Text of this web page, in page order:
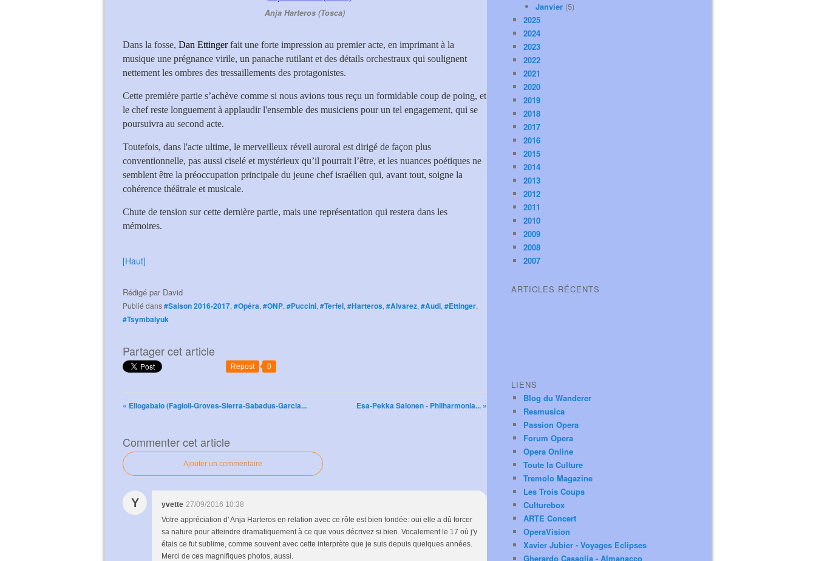
Anja Harteros (Tosca)
Dans la fosse, Dan Ettingerfait une forte impression au premier acte, en imprimant à la
musique une prégnance virile, un panache rutilant et des détails orchestraux qui soulignent
nettement les ombres des tressaillements des protagonistes.
Cette première partie s’achève comme si nous avions tous reçu un formidable coup de poing, et
le chef reste longuement à applaudir l'ensemble des musiciens pour un tel engagement, qui se
poursuivra au second acte.
Toutefois, dans l'acte ultime, le merveilleux réveil auroral est dirigé de façon plus
conventionnelle, pas aussi ciselé et mystérieux qu’il pourrait l’être, et les nuances poétiques ne
semblent être la préoccupation principale du jeune chef israélien qui, avant tout, soigne la
cohérence théâtrale et musicale.
Chute de tension sur cette dernière partie, mais une représentation qui restera dans les
mémoires.
[Haut]
Rédigé par David
Publié dans#Saison 2016-2017, #Opéra, #ONP, #Puccini, #Terfel, #Harteros, #Alvarez, #Audi, #Ettinger,
#Tsymbalyuk
Partager cet article
Repost 0
« Eliogabalo (Fagioli-Groves-Sierra-Sabadus-Garcia... Esa-Pekka Salonen - Philharmonia... »
Commenter cet article
Ajouter un commentaire
Y yvette 27/09/2016 10:38
Votre appréciation d' Anja Harteros en relation avec ce rôle est bien fondée: oui elle a dû forcer
sa nature pour atteindre dramatiquement à ce que vous décrivez si bien. Vocalement le 17 où j'y
étais ce fut sublime, comme souvent avec cette interprète que je suis depuis quelques années.
Merci de ces magnifiques photos, aussi.
Janvier (5)
2025
2024
2023
2022
2021
2020
2019
2018
2017
2016
2015
2014
2013
2012
2011
2010
2009
2008
2007
ARTICLES RÉCENTS
LIENS
Blog du Wanderer
Resmusica
Passion Opera
Forum Opera
Opera Online
Toute la Culture
Tremolo Magazine
Les Trois Coups
Culturebox
ARTE Concert
OperaVision
Xavier Jubier - Voyages Eclipses
Gherardo Casaglia - Almanacco